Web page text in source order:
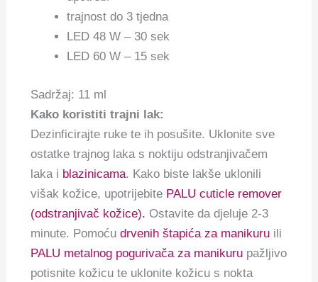
trajnost do 3 tjedna
LED 48 W – 30 sek
LED 60 W – 15 sek
Sadržaj: 11 ml
Kako koristiti trajni lak:
Dezinficirajte ruke te ih posušite. Uklonite sve
ostatke trajnog laka s noktiju odstranjivačem
laka i blazinicama. Kako biste lakše uklonili
višak kožice, upotrijebite PALU cuticle remover
(odstranjivač kožice). Ostavite da djeluje 2-3
minute. Pomoćudrvenih štapića za manikuru ili
PALU metalnog pogurivača za manikuru pažljivo
potisnite kožicu te uklonite kožicu s nokta